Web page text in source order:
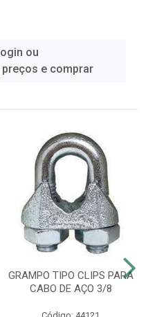
ou
e comprar
GRAMPO TIPO CLIPS PARA
CABO DE AÇO 3/8